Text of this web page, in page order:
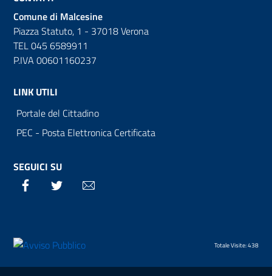
Comune di Malcesine
Piazza Statuto, 1 - 37018 Verona
TEL 045 6589911
P.IVA 00601160237
LINK UTILI
Portale del Cittadino
PEC - Posta Elettronica Certificata
SEGUICI SU
Facebook Twitter
Totale Visite: 438